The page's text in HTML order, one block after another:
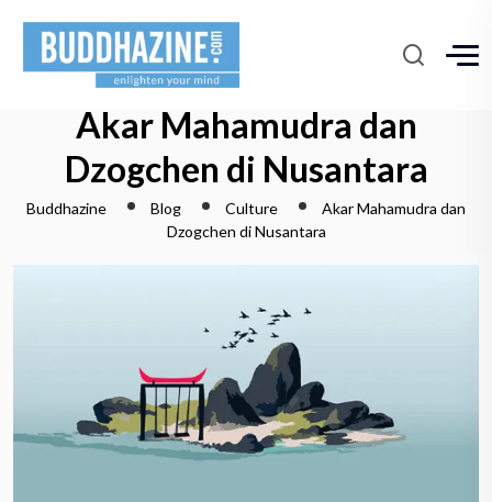
Akar Mahamudra dan
Dzogchen di Nusantara
Buddhazine Blog Culture
Akar Mahamudra dan
Dzogchen di Nusantara